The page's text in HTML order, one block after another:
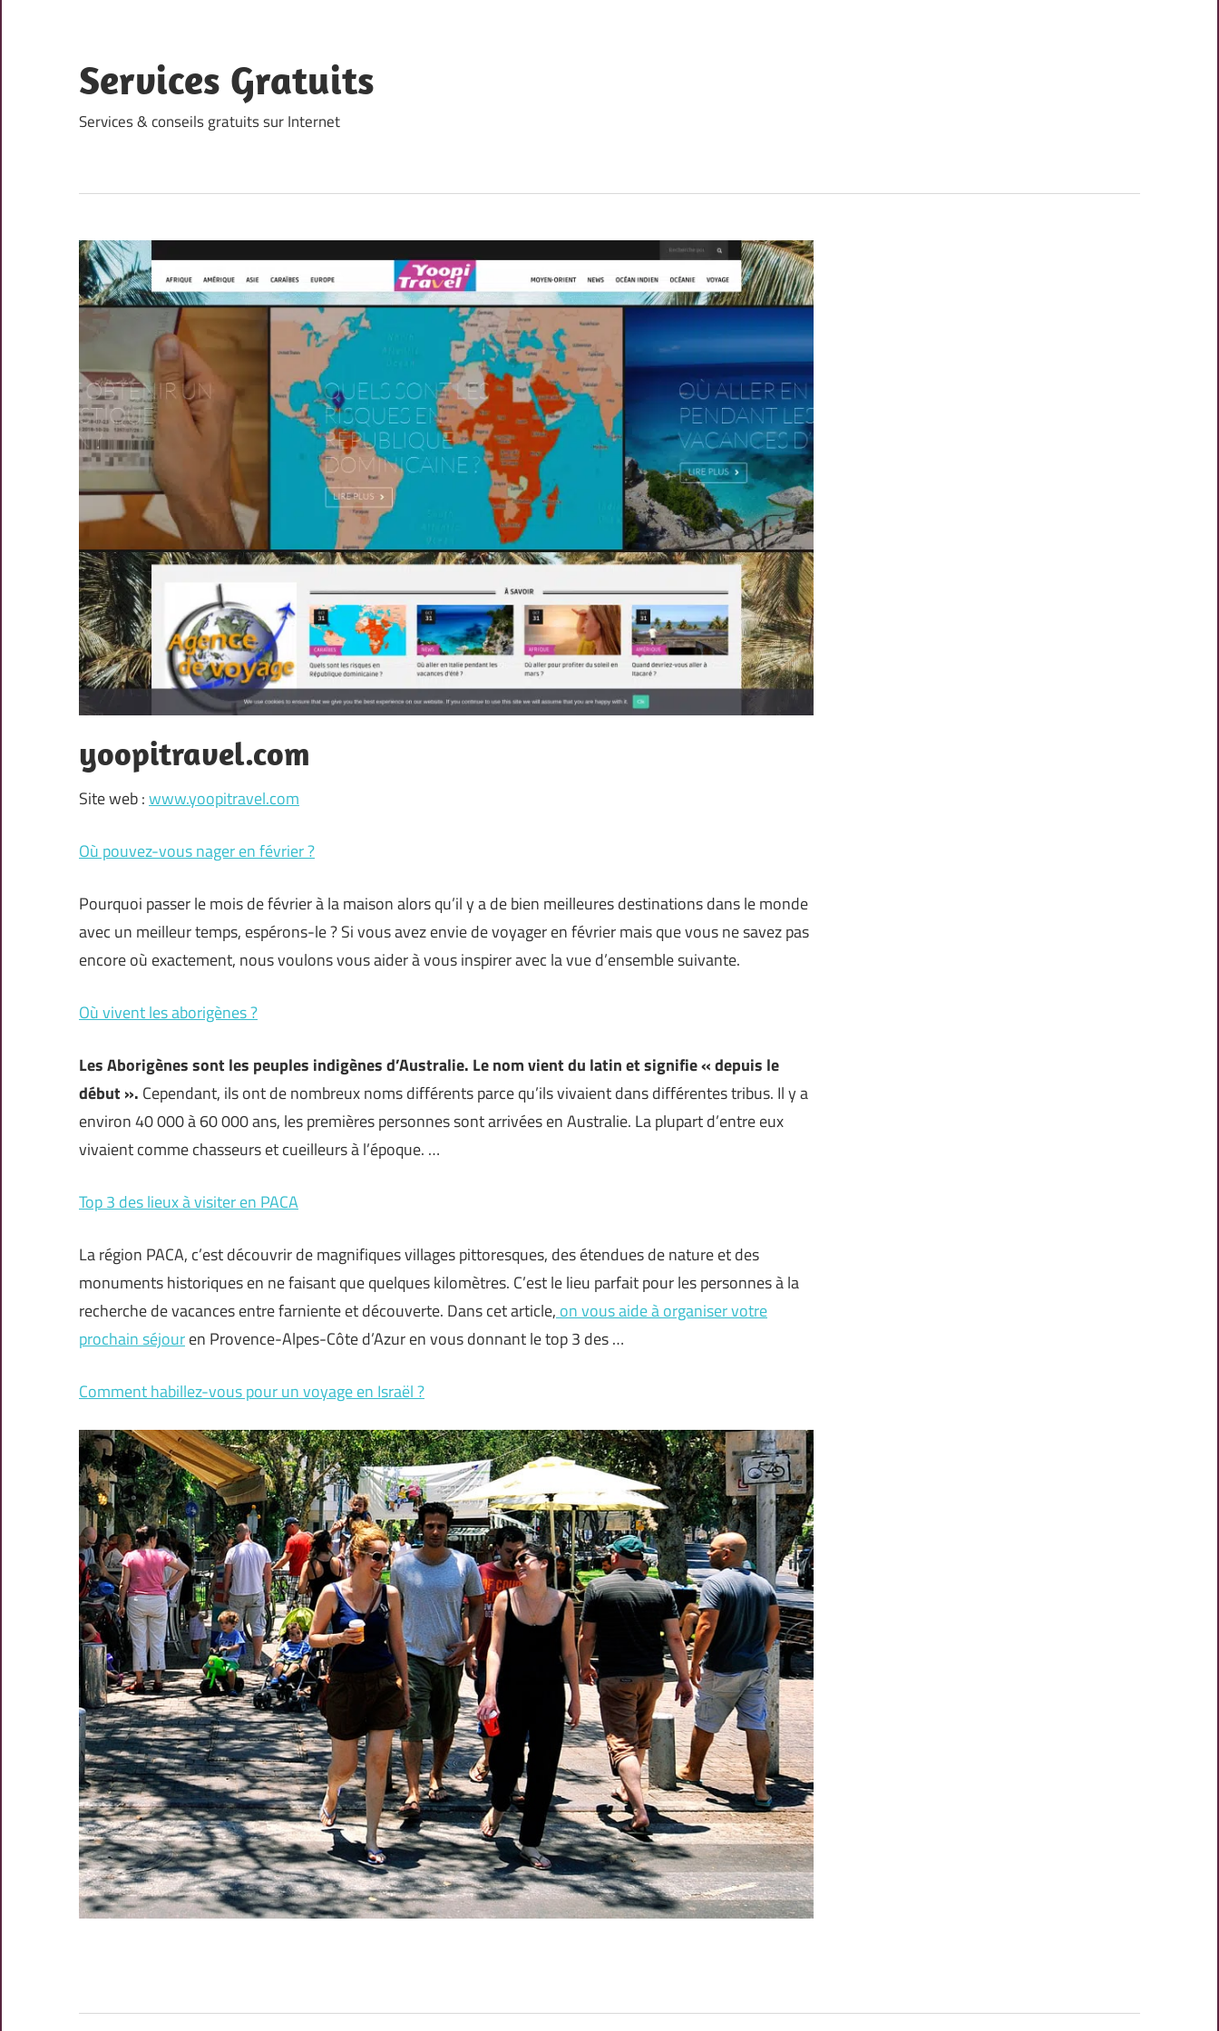
content
Services Gratuits
Services & conseils gratuits sur Internet
yoopitravel.com
Site web :www.yoopitravel.com
Où pouvez-vous nager en février ?
Pourquoi passer le mois de février à la maison alors qu’il y a de bien meilleures destinations dans le monde
avec un meilleur temps, espérons-le ? Si vous avez envie de voyager en février mais que vous ne savez pas
encore où exactement, nous voulons vous aider à vous inspirer avec la vue d’ensemble suivante.
Où vivent les aborigènes ?
Les Aborigènes sont les peuples indigènes d’Australie. Le nom vient du latin et signifie « depuis le
début ». Cependant, ils ont de nombreux noms différents parce qu’ils vivaient dans différentes tribus. Il y a
environ 40 000 à 60 000 ans, les premières personnes sont arrivées en Australie. La plupart d’entre eux
vivaient comme chasseurs et cueilleurs à l’époque. …
Top 3 des lieux à visiter en PACA
La région PACA, c’est découvrir de magnifiques villages pittoresques, des étendues de nature et des
monuments historiques en ne faisant que quelques kilomètres. C’est le lieu parfait pour les personnes à la
recherche de vacances entre farniente et découverte. Dans cet article, on vous aide à organiser votre
prochain séjouren Provence-Alpes-Côte d’Azur en vous donnant le top 3 des …
Comment habillez-vous pour un voyage en Israël ?